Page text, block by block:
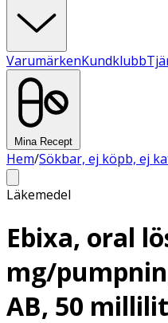
VarumärkenKundklubb
Mina Recept
Hem/Sökbar, ej köpb, ej
Läkemedel
Ebixa, oral
mg/
AB, 50